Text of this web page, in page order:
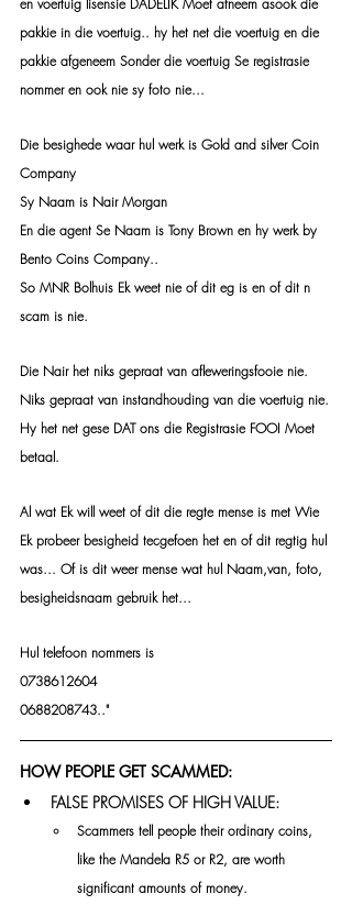
pakkie in die voertuig.. hy het net die voertuig en die
pakkie afgeneem Sonder die voertuig Se registrasie
nommer en ook nie sy foto nie...
Die besighede waar hul werk is Gold and silver Coin
Company
Sy Naam is Nair Morgan
En die agent Se Naam is Tony Brown en hy werk by
Bento Coins Company..
So MNR Bolhuis Ek weet nie of dit eg is en of dit n
scam is nie.
Die Nair het niks gepraat van afleweringsfooie nie.
Niks gepraat van instandhouding van die voertuig nie.
Hy het net gese DAT ons die Registrasie FOOI Moet
betaal.
Al wat Ek will weet of dit die regte mense is met Wie
Ek probeer besigheid tecgefoen het en of dit regtig hul
was... Of is dit weer mense wat hul Naam,van, foto,
besigheidsnaam gebruik het...
Hul telefoon nommers is
0738612604
0688208743.."
HOW PEOPLE GET SCAMMED:
FALSE PROMISES OF HIGH VALUE:
Scammers tell people their ordinary coins,
like the Mandela R5 or R2, are worth
significant amounts of money.